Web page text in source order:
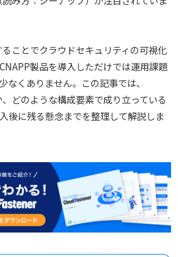
ことでクラウドセキュリティの可視化
製品を導入しただけでは運用課題
なくありません。この記事では、
どのような構成要素で成り立っている
後に残る懸念までを整理して解説しま